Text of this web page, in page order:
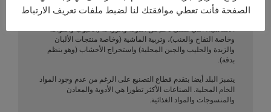
الأساسية، التي تتلقى دعم من الدولة والزراعة (الحبوب والفواكه
وخاصة التفاح والعنب)، وتربية الماشية (وخاصة منتجات الألبان
والزبدة والحليب والجبن المحلية) واستخراج الأخشاب (وهو ينظم
بدقة).
يتمبز البلد أيضا بتقدم قطاع التصنيع على الرغم من عدم وجود المواد
الخام المحلية. الصناعات الأكثر تطورا هي الأدوية والمعادن
والمنسوجات والمواد الغذائية.
الصفحة فأنت تعطي موافقتك لنا لضبط ملفات تعريف الارتباط